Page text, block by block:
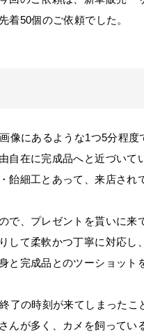
着50個のご依頼でした。
像にあるような1つ5分程度
自在に完成品へと近づいて
飴細工とあって、来店され
、プレゼントを貰いに来
して柔軟かつ丁寧に対応し
と完成品とのツーショット
了の時刻が来てしまったこ
んが多く、カメを飼ってい